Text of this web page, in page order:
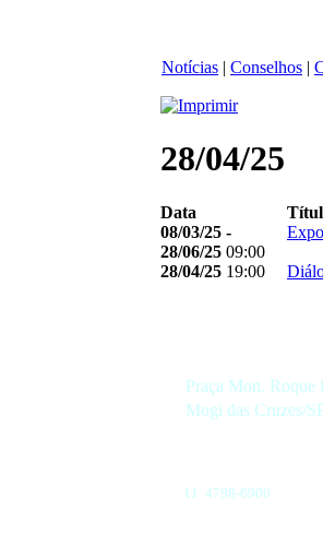
Notícias | Conselhos |
28/04/25
Data
08/03/25 -
28/06/25 09:00
28/04/25 19:00
Praça Mon. Roque
Mogi das Cruzes/
11 4798-